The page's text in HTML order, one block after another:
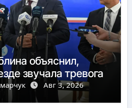
объяснил,
звучала тревога
Авг 3, 2026